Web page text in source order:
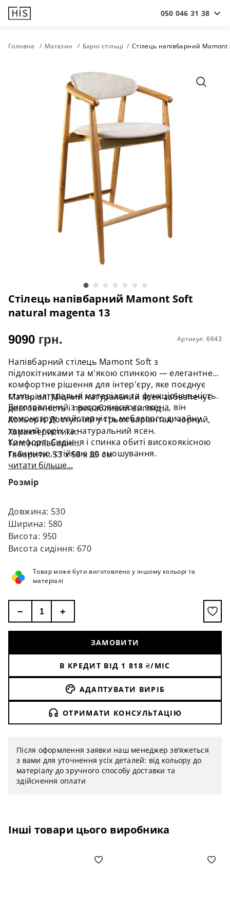
050 046 31 38
Головна Магазин Барні стільці Стілець напівбарний
Стілець напівбарний Mamont Soft
natural magenta 13
Артикул: 6643
9090 грн.
Напівбарний стілець Mamont Soft з
підлокітниками та м'якою спинкою — елегантне і
комфортне рішення для інтер'єру, яке поєднує
стиль, натуральні матеріали та функціональність.
Виготовлений з високоякісного ясена, він
демонструє майстерність меблевого дизайну.
Матеріал: Міцний натуральний ясен забезпечує
довговічність і привабливий вигляд.
Кольори: Доступний у трьох варіантах: чорний,
темний горіх та натуральний ясен.
Комфорт: Сидіння і спинка обиті високоякісною
тканиною, стійкою до зношування.
Індивідуальні замовлення: Можливість виконання
в кольорах за каталогом RAL (від 4 одиниць) та з
інших тканин (від 2 одиниць).
Характеристики:
Тип: напівбарні
Габарити: 53 х 58 х 95 см
Висота посадки: 67 см
Внутрішні розміри сидіння (ШхГ): 48х44 см
Рекомендоване навантаження: до 100 кг.
Габарити упаковки: 54 х 59 х 96 см
Кількість в упаковці: 1 в 1
Країна виробництва: Україна
читати більше...
Розмір
Довжина: 530
Ширина: 580
Висота: 950
Висота сидіння: 670
Товар може бути виготовлено у іншому кольорі та
матеріалі
− +
ЗАМОВИТИ
В КРЕДИТ ВІД 1 818 ₴/МІС
АДАПТУВАТИ ВИРІБ
ОТРИМАТИ КОНСУЛЬТАЦІЮ
Після оформлення заявки наш менеджер зв’яжеться
з вами для уточнення усіх деталей: від кольору до
матеріалу до зручного способу доставки та
здійснення оплати
Інші товари цього виробника